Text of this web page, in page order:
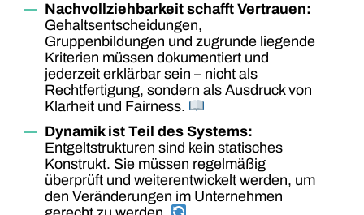
Nachvollziehbarkeit schafft Vertrauen:
Gehaltsentscheidungen,
Gruppenbildungen und zugrunde liegende
Kriterien müssen dokumentiert und
jederzeit erklärbar sein – nicht als
Rechtfertigung, sondern als Ausdruck von
Klarheit und Fairness.
Dynamik ist Teil des Systems:
Entgeltstrukturen sind kein statisches
Konstrukt. Sie müssen regelmäßig
überprüft und weiterentwickelt werden, um
den Veränderungen im Unternehmen